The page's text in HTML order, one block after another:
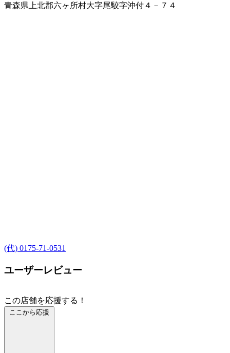
青森県上北郡六ヶ所村大字尾駮字沖付４－７４
(代) 0175-71-0531
ユーザーレビュー
この店舗を応援する！
ここから応援